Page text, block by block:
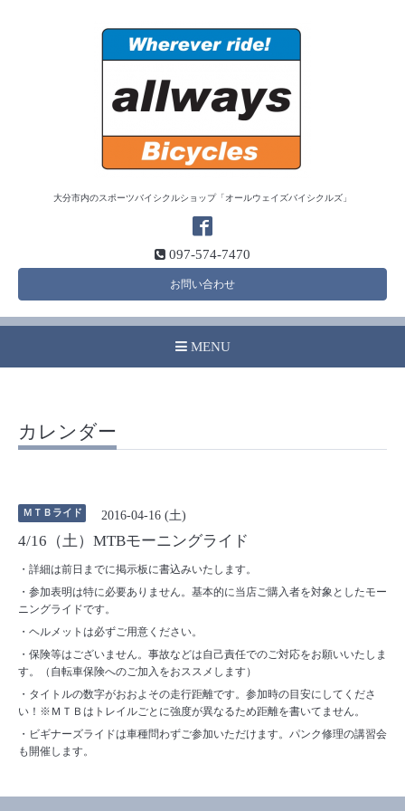
大分市内のスポーツバイシクルショップ「オールウェイズバイシクルズ」
097-574-7470
お問い合わせ
MENU
カレンダー
ＭＴＢライド 2016-04-16 (土)
4/16（土）MTBモーニングライド
・詳細は前日までに掲示板に書込みいたします。
・参加表明は特に必要ありません。基本的に当店ご購入者を対象としたモー
ニングライドです。
・ヘルメットは必ずご用意ください。
・保険等はございません。事故などは自己責任でのご対応をお願いいたしま
す。（自転車保険へのご加入をおススメします）
・タイトルの数字がおおよその走行距離です。参加時の目安にしてくださ
い！※ＭＴＢはトレイルごとに強度が異なるため距離を書いてません。
・ビギナーズライドは車種問わずご参加いただけます。パンク修理の講習会
も開催します。